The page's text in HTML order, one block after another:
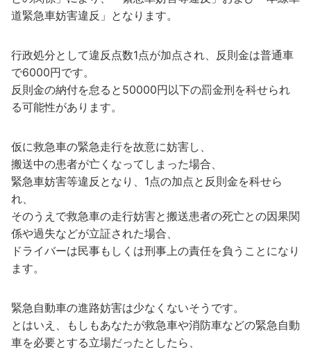
道緊急車妨害違反」となります。
行政処分として違反点数1点が加点され、反則金は普通車
で6000円です。
反則金の納付を怠ると50000円以下の罰金刑を科せられ
る可能性があります。
仮に救急車の緊急走行を故意に妨害し、
搬送中の患者が亡くなってしまった場合、
緊急車妨害等違反となり、1点の加点と反則金を科せら
れ、
そのうえで救急車の走行妨害と搬送患者の死亡との因果関
係や過失などが立証された場合、
ドライバーは民事もしくは刑事上の責任を負うことになり
ます。
緊急自動車の進路妨害は少なくないそうです。
とはいえ、もしもあなたが救急車や消防車などの緊急自動
車を必要とする立場だったとしたら、